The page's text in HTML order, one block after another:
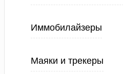
Иммобилайзеры
Маяки и трекеры